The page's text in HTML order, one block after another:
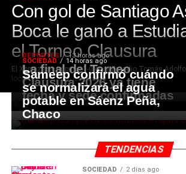
Con gol de Santiago
Boca le ganó a
el Torneo Clausura
El Xeneize se impuso 1-0 en el Estadio Tomás
local por el estado del campo...
DEPORTES 13 horas ago
La final del Torneo
Clausura 2026 ya tiene
fecha y sede confirmadas
SOCIEDAD 14 horas ago
Sameep confirmó cuándo
se normalizará el agua
potable en Sáenz Peña,
Chaco
TENDENCIAS
SOCIEDAD 2 días ago